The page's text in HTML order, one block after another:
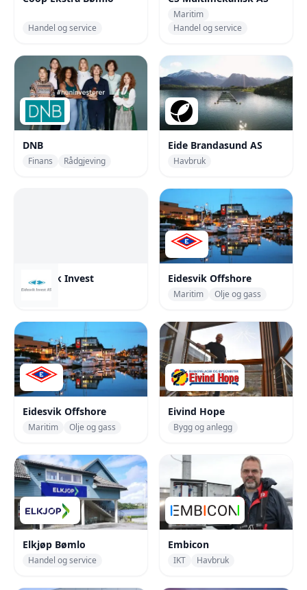
Handel og service
Maritim
Handel og service
DNB
Finans Rådgjeving
Eide Brandasund AS
Havbruk
Eidesvik Invest
Finans
Eidesvik Offshore
Maritim Olje og gass
Eidesvik Offshore
Maritim Olje og gass
Eivind Hope
Bygg og anlegg
Elkjøp Bømlo
Handel og service
Embicon
IKT Havbruk